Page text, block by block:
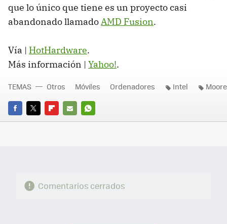
que lo único que tiene es un proyecto casi
abandonado llamadoAMD Fusion.
Vía | HotHardware.
Más información | Yahoo!.
FACEBOOK
TWITTERFLIPBOARD
E-
WHATSAPP
TEMAS Otros Móviles Ordenadores Intel
Comentarios cerrados